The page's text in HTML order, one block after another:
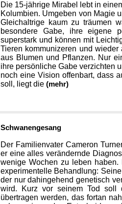
Die 15-jährige Mirabel lebt in
Kolumbien. Umgeben von Magie
Gleichaltrige kaum zu träumen
besondere Gabe, ihre eigene
superstark und können mit
Tieren kommunizeren und
aus Blumen und Pflanzen. Nur
ihre persönliche Gabe verzichten
noch eine Vision offenbart, dass
soll, liegt die (mehr)
Schwanengesang
Der Familienvater Cameron
er eine alles verändernde
wenige Wochen zu leben
experimentelle Behandlung:
der nur dahingehend genetisch
wird. Kurz vor seinem Tod soll
übertragen werden, das fortan